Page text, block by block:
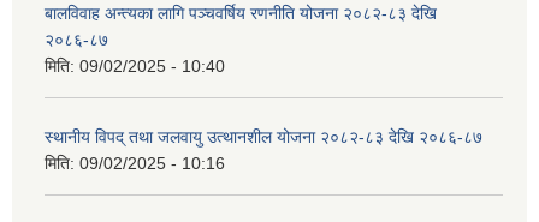
बालविवाह अन्त्यका लागि पञ्चवर्षिय रणनीति योजना २०८२-८३ देखि
२०८६-८७
मिति: 09/02/2025 - 10:40
स्थानीय विपद् तथा जलवायु उत्थानशील योजना २०८२-८३ देखि २०८६-८७
मिति: 09/02/2025 - 10:16